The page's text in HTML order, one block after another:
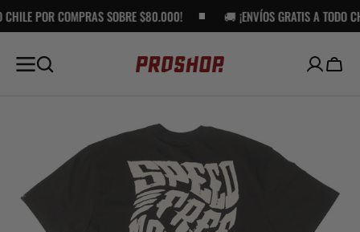
AL
SOBRE $80.000! 🚚 ¡ENVÍOS GRATIS A TODO CHILE POR
Carro